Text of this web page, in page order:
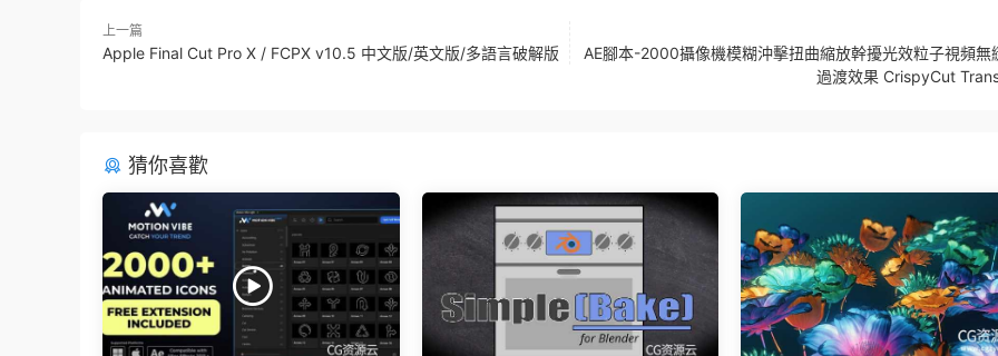
上一篇
Apple Final Cut Pro X / FCPX v10.5 中文版/英文版/多語言破解版
AE腳本-2000攝像機模糊沖擊扭曲縮放幹擾光效粒子視頻無
過渡效果 CrispyCut
猜你喜歡